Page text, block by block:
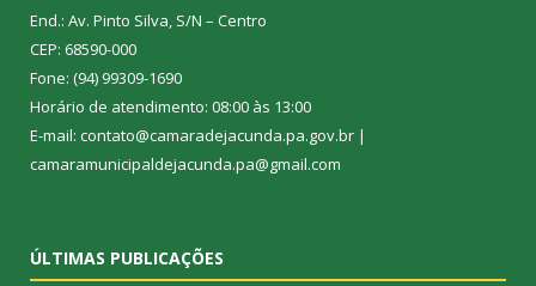
End.: Av. Pinto Silva, S/N – Centro
CEP: 68590-000
Fone: (94) 99309-1690
Horário de atendimento: 08:00 às 13:00
E-mail: contato@camaradejacunda.pa.gov.br |
camaramunicipaldejacunda.pa@gmail.com
ÚLTIMAS PUBLICAÇÕES